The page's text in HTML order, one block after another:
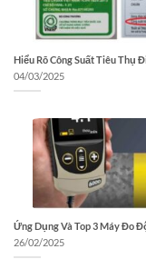
Hiểu Rõ Công Suất Tiêu Thụ
04/03/2025
Ứng Dụng Và Top 3 Máy Đo
26/02/2025